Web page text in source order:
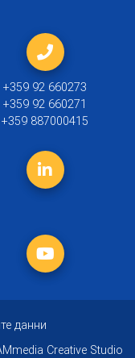
+359 92 660273
+359 92 660271
+359 887000415
данни
Creative Studio